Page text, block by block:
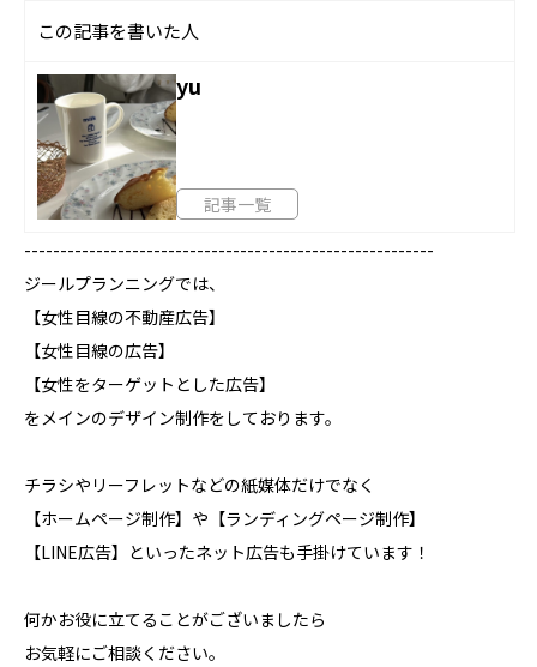
この記事を書いた人
yu
記事一覧
---------------------------------------------------------
ジールプランニングでは、
【女性目線の不動産広告】
【女性目線の広告】
【女性をターゲットとした広告】
をメインのデザイン制作をしております。
チラシやリーフレットなどの紙媒体だけでなく
【ホームページ制作】や【ランディングページ制作】
【LINE広告】といったネット広告も手掛けています！
何かお役に立てることがございましたら
お気軽にご相談ください。